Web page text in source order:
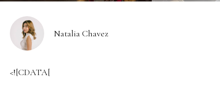
Natalia Chavez
<![CDATA[